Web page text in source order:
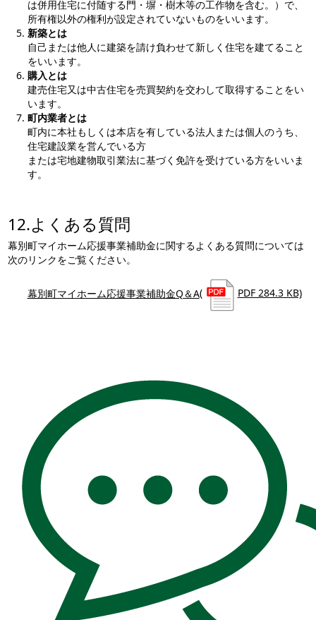
は併用住宅に付随する門・塀・樹木等の工作物を含む。）で、
所有権以外の権利が設定されていないものをいいます。
新築とは
自己または他人に建築を請け負わせて新しく住宅を建てること
をいいます。
購入とは
建売住宅又は中古住宅を売買契約を交わして取得することをい
います。
町内業者とは
町内に本社もしくは本店を有している法人または個人のうち、
住宅建設業を営んでいる方
または宅地建物取引業法に基づく免許を受けている方をいいま
す。
12.よくある質問
幕別町マイホーム応援事業補助金に関するよくある質問については
次のリンクをご覧ください。
幕別町マイホーム応援事業補助金Q＆A( PDF 284.3 KB)